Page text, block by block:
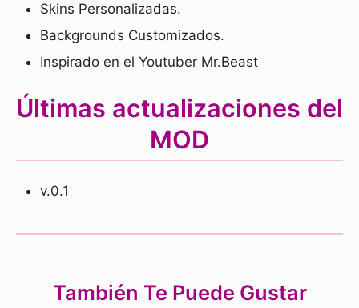
Skins Personalizadas.
Backgrounds Customizados.
Inspirado en el Youtuber Mr.Beast
Últimas actualizaciones del
MOD
v.0.1
También Te Puede Gustar